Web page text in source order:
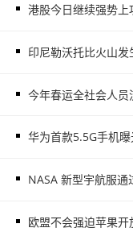
港股今日继续强势
印尼勒沃托比火山发
今年春运全社会人
华为首款5.5G手机
NASA 新型宇航服
欧盟不会强迫苹果